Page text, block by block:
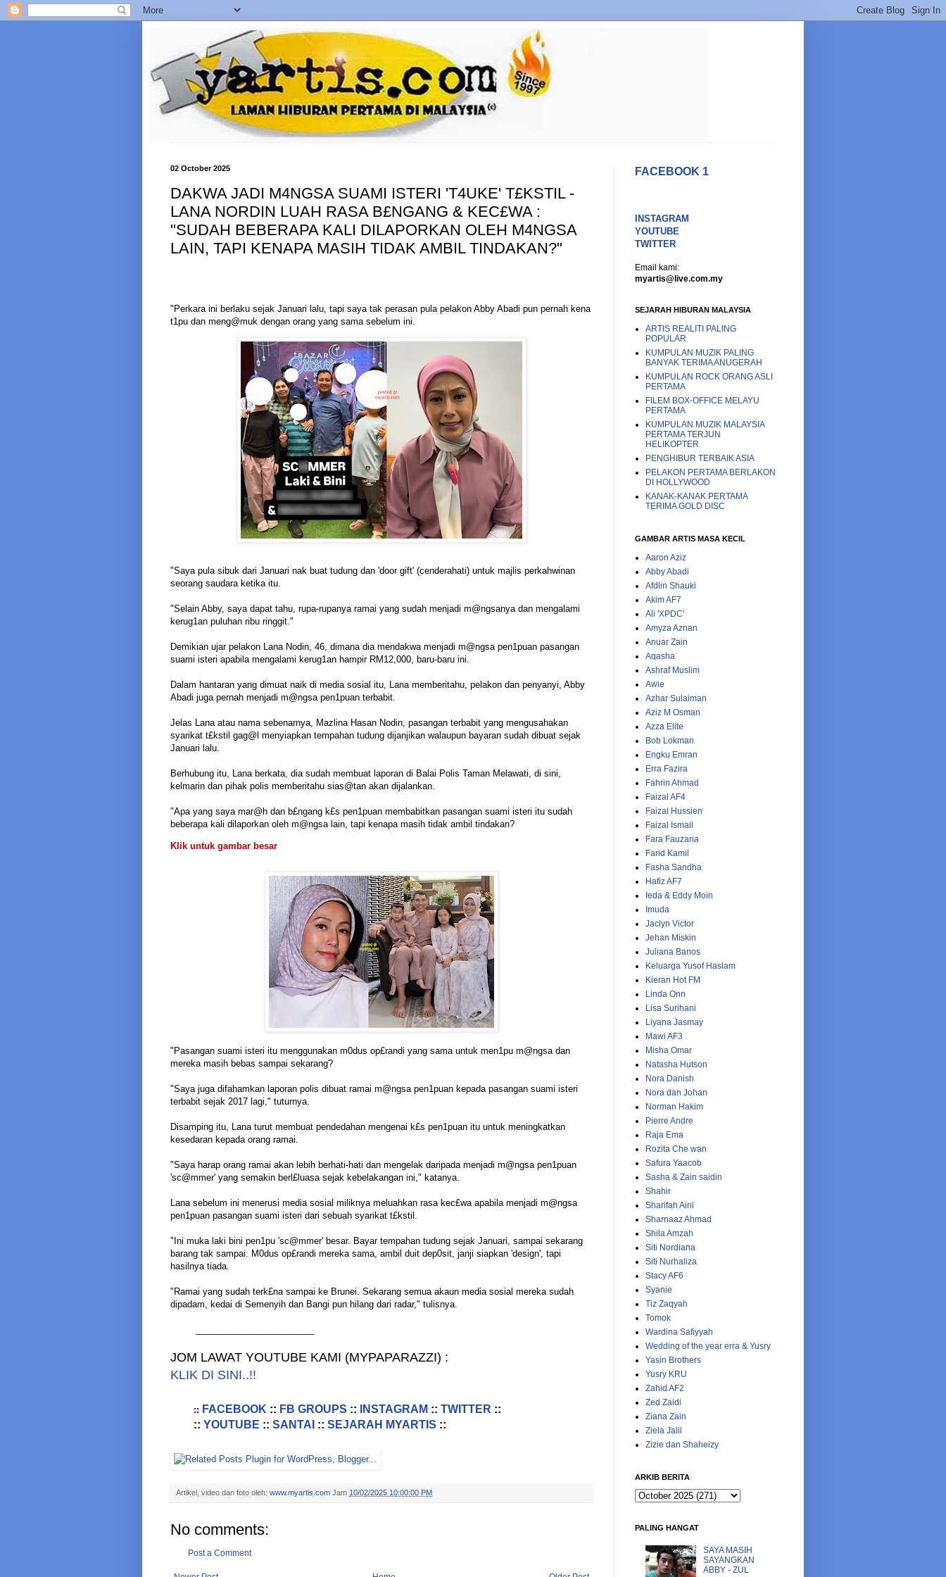
02 October 2025
DAKWA JADI M4NGSA SUAMI ISTERI 'T4UKE' T£KSTIL -
LANA NORDIN LUAH RASA B£NGANG & KEC£WA :
"SUDAH BEBERAPA KALI DILAPORKAN OLEH M4NGSA
LAIN, TAPI KENAPA MASIH TIDAK AMBIL TINDAKAN?"
"Perkara ini berlaku sejak Januari lalu, tapi saya tak perasan pula pelakon Abby Abadi pun pernah kena
t1pu dan meng@muk dengan orang yang sama sebelum ini.
"Saya pula sibuk dari Januari nak buat tudung dan 'door gift' (cenderahati) untuk majlis perkahwinan
seorang saudara ketika itu.
"Selain Abby, saya dapat tahu, rupa-rupanya ramai yang sudah menjadi m@ngsanya dan mengalami
kerug1an puluhan ribu ringgit."
Demikian ujar pelakon Lana Nodin, 46, dimana dia mendakwa menjadi m@ngsa pen1puan pasangan
suami isteri apabila mengalami kerug1an hampir RM12,000, baru-baru ini.
Dalam hantaran yang dimuat naik di media sosial itu, Lana memberitahu, pelakon dan penyanyi, Abby
Abadi juga pernah menjadi m@ngsa pen1puan terbabit.
Jelas Lana atau nama sebenarnya, Mazlina Hasan Nodin, pasangan terbabit yang mengusahakan
syarikat t£kstil gag@l menyiapkan tempahan tudung dijanjikan walaupun bayaran sudah dibuat sejak
Januari lalu.
Berhubung itu, Lana berkata, dia sudah membuat laporan di Balai Polis Taman Melawati, di sini,
kelmarin dan pihak polis memberitahu sias@tan akan dijalankan.
"Apa yang saya mar@h dan b£ngang k£s pen1puan membabitkan pasangan suami isteri itu sudah
beberapa kali dilaporkan oleh m@ngsa lain, tapi kenapa masih tidak ambil tindakan?
Klik untuk gambar besar
"Pasangan suami isteri itu menggunakan m0dus op£randi yang sama untuk men1pu m@ngsa dan
mereka masih bebas sampai sekarang?
"Saya juga difahamkan laporan polis dibuat ramai m@ngsa pen1puan kepada pasangan suami isteri
terbabit sejak 2017 lagi," tuturnya.
Disamping itu, Lana turut membuat pendedahan mengenai k£s pen1puan itu untuk meningkatkan
kesedaran kepada orang ramai.
"Saya harap orang ramai akan lebih berhati-hati dan mengelak daripada menjadi m@ngsa pen1puan
'sc@mmer' yang semakin berl£luasa sejak kebelakangan ini," katanya.
Lana sebelum ini menerusi media sosial miliknya meluahkan rasa kec£wa apabila menjadi m@ngsa
pen1puan pasangan suami isteri dari sebuah syarikat t£kstil.
"Ini muka laki bini pen1pu 'sc@mmer' besar. Bayar tempahan tudung sejak Januari, sampai sekarang
barang tak sampai. M0dus op£randi mereka sama, ambil duit dep0sit, janji siapkan 'design', tapi
hasilnya tiada.
"Ramai yang sudah terk£na sampai ke Brunei. Sekarang semua akaun media sosial mereka sudah
dipadam, kedai di Semenyih dan Bangi pun hilang dari radar," tulisnya.
JOM LAWAT YOUTUBE KAMI (MYPAPARAZZI) :
KLIK DI SINI..!!
:: FACEBOOK :: FB GROUPS :: INSTAGRAM :: TWITTER ::
:: YOUTUBE :: SANTAI :: SEJARAH MYARTIS ::
Artikel, video dan foto oleh: www.myartis.com Jam 10/02/2025 10:00:00 PM
No comments:
Post a Comment
FACEBOOK 1
INSTAGRAM
YOUTUBE
TWITTER
Email kami:
myartis@live.com.my
SEJARAH HIBURAN MALAYSIA
ARTIS REALITI PALING
POPULAR
KUMPULAN MUZIK PALING
BANYAK TERIMA ANUGERAH
KUMPULAN ROCK ORANG ASLI
PERTAMA
FILEM BOX-OFFICE MELAYU
PERTAMA
KUMPULAN MUZIK MALAYSIA
PERTAMA TERJUN
HELIKOPTER
PENGHIBUR TERBAIK ASIA
PELAKON PERTAMA BERLAKON
DI HOLLYWOOD
KANAK-KANAK PERTAMA
TERIMA GOLD DISC
GAMBAR ARTIS MASA KECIL
Aaron Aziz
Abby Abadi
Afdlin Shauki
Akim AF7
Ali 'XPDC'
Amyza Aznan
Anuar Zain
Aqasha
Ashraf Muslim
Awie
Azhar Sulaiman
Aziz M Osman
Azza Elite
Bob Lokman
Engku Emran
Erra Fazira
Fahrin Ahmad
Faizal AF4
Faizal Hussien
Faizal Ismail
Fara Fauzana
Farid Kamil
Fasha Sandha
Hafiz AF7
Ieda & Eddy Moin
Imuda
Jaclyn Victor
Jehan Miskin
Juliana Banos
Keluarga Yusof Haslam
Kieran Hot FM
Linda Onn
Lisa Surihani
Liyana Jasmay
Mawi AF3
Misha Omar
Natasha Hutson
Nora Danish
Nora dan Johan
Norman Hakim
Pierre Andre
Raja Ema
Rozita Che wan
Safura Yaacob
Sasha & Zain saidin
Shahir
Sharifah Aini
Sharnaaz Ahmad
Shila Amzah
Siti Nordiana
Siti Nurhaliza
Stacy AF6
Syanie
Tiz Zaqyah
Tomok
Wardina Safiyyah
Wedding of the year erra & Yusry
Yasin Brothers
Yusry KRU
Zahid AF2
Zed Zaidi
Ziana Zain
Ziela Jalil
Zizie dan Shaheizy
ARKIB BERITA
PALING HANGAT
SAYA MASIH
SAYANGKAN
ABBY - ZUL